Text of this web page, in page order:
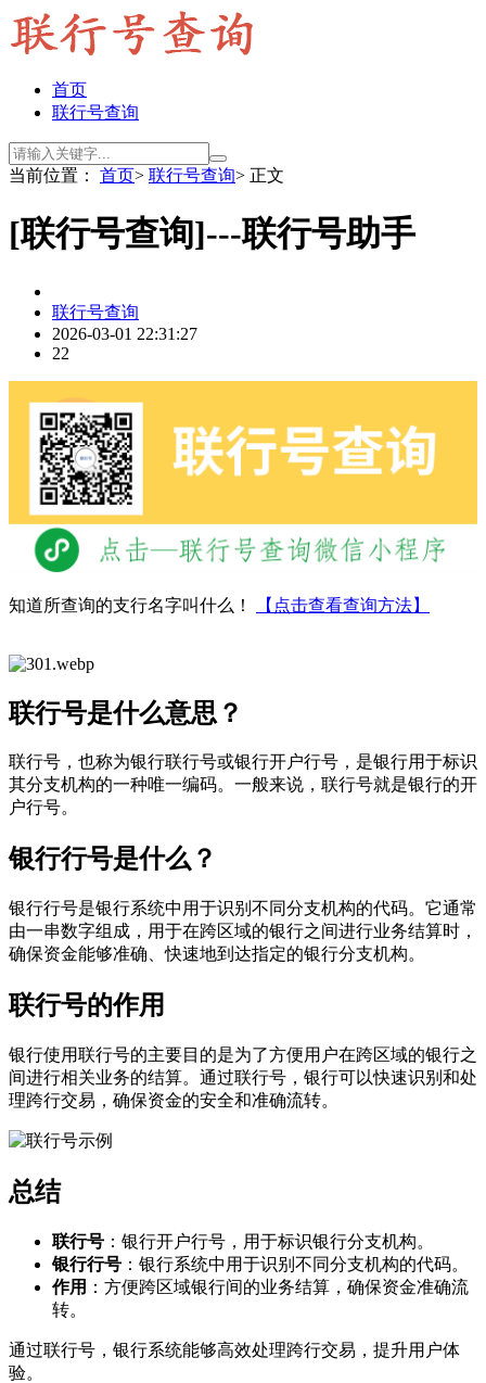
首页
联行号查询
当前位置： 首页> 联行号查询> 正文
[联行号查询]---联行号助手
联行号查询
2026-03-01 22:31:27
22
知道所查询的支行名字叫什么！ 【点击查看查询方法】
联行号是什么意思？
联行号，也称为银行联行号或银行开户行号，是银行用于标识
其分支机构的一种唯一编码。一般来说，联行号就是银行的开
户行号。
银行行号是什么？
银行行号是银行系统中用于识别不同分支机构的代码。它通常
由一串数字组成，用于在跨区域的银行之间进行业务结算时，
确保资金能够准确、快速地到达指定的银行分支机构。
联行号的作用
银行使用联行号的主要目的是为了方便用户在跨区域的银行之
间进行相关业务的结算。通过联行号，银行可以快速识别和处
理跨行交易，确保资金的安全和准确流转。
总结
联行号 ：银行开户行号，用于标识银行分支机构。
银行行号 ：银行系统中用于识别不同分支机构的代码。
作用 ：方便跨区域银行间的业务结算，确保资金准确流
转。
通过联行号，银行系统能够高效处理跨行交易，提升用户体
验。